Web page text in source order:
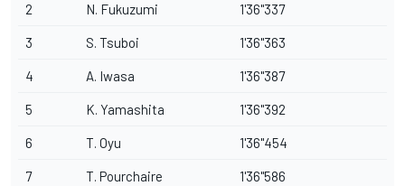
2 N. Fukuzumi 1'36"337
3 S. Tsuboi 1'36"363
4 A. Iwasa 1'36"387
5 K. Yamashita 1'36"392
6 T. Oyu 1'36"454
7 T. Pourchaire 1'36"586